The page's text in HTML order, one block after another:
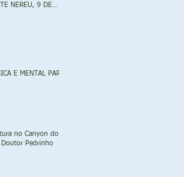
NEREU, 9 DE
E MENTAL PARA
no Canyon do
Doutor Pedrinho